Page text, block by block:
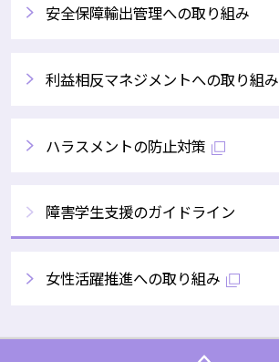
安全保障輸出管理への取り組み
利益相反マネジメントへの取り組み
ハラスメントの防止対策
障害学生支援のガイドライン
女性活躍推進への取り組み